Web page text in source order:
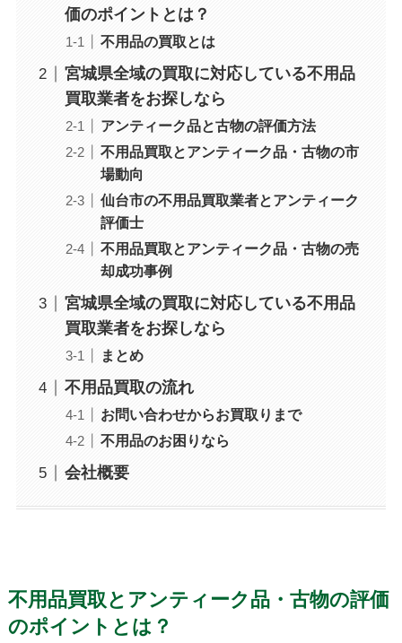
価のポイントとは？
不用品の買取とは
宮城県全域の買取に対応している不用品
買取業者をお探しなら
アンティーク品と古物の評価方法
不用品買取とアンティーク品・古物の市
場動向
仙台市の不用品買取業者とアンティーク
評価士
不用品買取とアンティーク品・古物の売
却成功事例
宮城県全域の買取に対応している不用品
買取業者をお探しなら
まとめ
不用品買取の流れ
お問い合わせからお買取りまで
不用品のお困りなら
会社概要
不用品買取とアンティーク品・古物の評価
のポイントとは？